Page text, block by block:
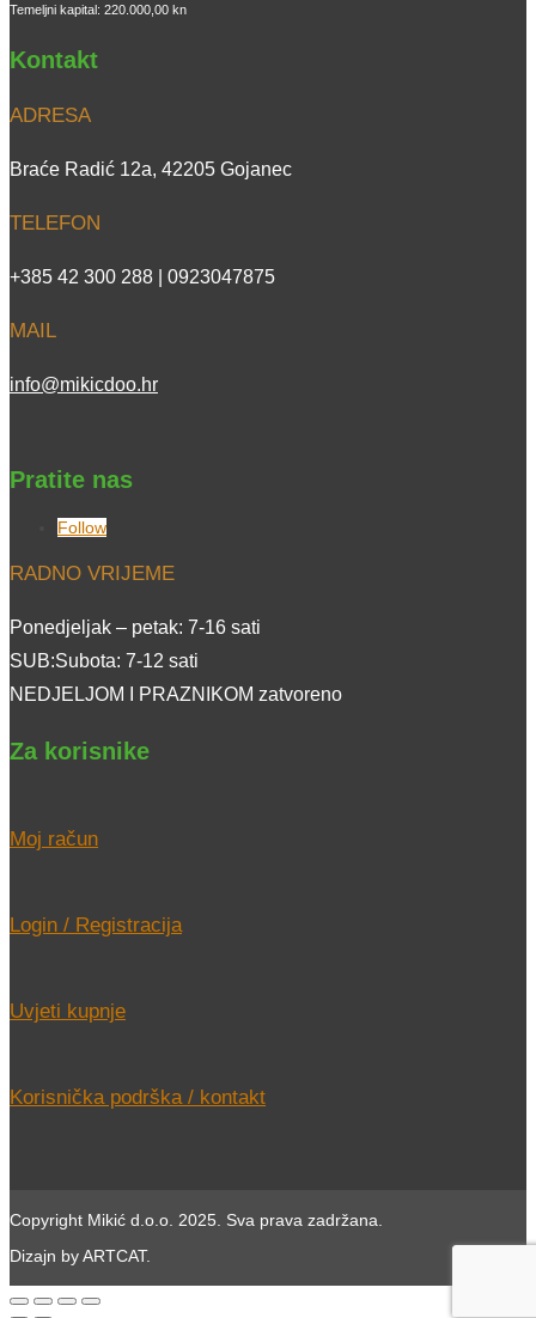
Temeljni kapital: 220.000,00 kn
Kontakt
ADRESA
Braće Radić 12a, 42205 Gojanec
TELEFON
+385 42 300 288 | 0923047875
MAIL
info@mikicdoo.hr
Pratite nas
Follow
RADNO VRIJEME
Ponedjeljak – petak: 7-16 sati
SUB:Subota: 7-12 sati
NEDJELJOM I PRAZNIKOM zatvoreno
Za korisnike
Moj račun
Login / Registracija
Uvjeti kupnje
Korisnička podrška / kontakt
Copyright Mikić d.o.o. 2025. Sva prava zadržana.
Dizajn by ARTCAT.